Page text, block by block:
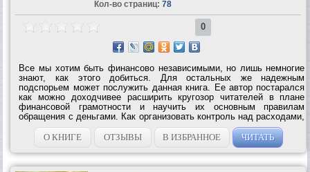
Кол-во страниц: 78
0
Все мы хотим быть финансово независимыми, но лишь немногие
знают, как этого добиться. Для остальных же надежным
подспорьем может послужить данная книга. Ее автор постарался
как можно доходчивее расширить кругозор читателей в плане
финансовой грамотности и научить их основным правилам
обращения с деньгами. Как организовать контроль над расходами,
как создать пассивный доход, в каком банке открыть вклад, какие
приобретать...
О КНИГЕ ОТЗЫВЫ В ИЗБРАННОЕ ЧИТАТЬ